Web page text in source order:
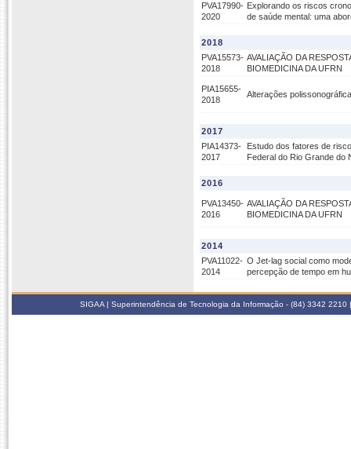
PVA17990-
2020
Explorando os riscos
de saúde mental: uma
2018
PVA15573-
2018
AVALIAÇÃO DA
BIOMEDICINA DA UFRN
PIA15655-
2018
Alterações
2017
PIA14373-
2017
Estudo dos fatores de
Federal do Rio Grande do
2016
PVA13450-
2016
AVALIAÇÃO DA
BIOMEDICINA DA UFRN
2014
PVA11022-
2014
O Jet-lag social como
percepção de tempo em
SIGAA | Superintendência de Tecnologia da Informação - (84) 3342